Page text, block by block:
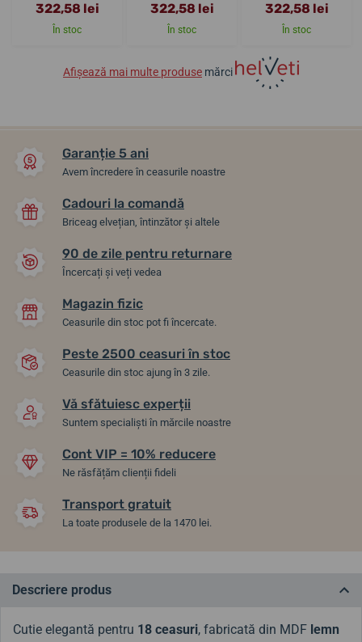
322,58 lei
În stoc
322,58 lei
În stoc
322,58 lei
În stoc
Afișează mai multe produse mărci
Garanție 5 ani
Avem încredere în ceasurile noastre
Cadouri la comandă
Briceag elvețian, întinzător și altele
90 de zile pentru returnare
Încercați și veți vedea
Magazin fizic
Ceasurile din stoc pot fi încercate.
Peste 2500 ceasuri în stoc
Ceasurile din stoc ajung în 3 zile.
Vă sfătuiesc experții
Suntem specialiști în mărcile noastre
Cont VIP = 10% reducere
Ne răsfățăm clienții fideli
Transport gratuit
La toate produsele de la 1470 lei.
Descriere produs
Cutie elegantă pentru 18 ceasuri, fabricată din MDF lemn